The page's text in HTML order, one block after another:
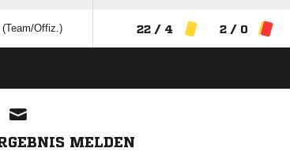
(Team/Offiz.) 22 / 4 2 / 0
MELDEN